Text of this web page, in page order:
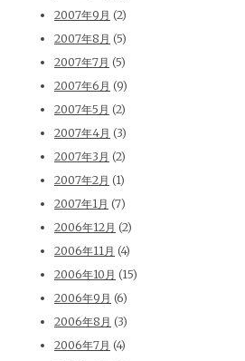
2007年9月 (2)
2007年8月 (5)
2007年7月 (5)
2007年6月 (9)
2007年5月 (2)
2007年4月 (3)
2007年3月 (2)
2007年2月 (1)
2007年1月 (7)
2006年12月 (2)
2006年11月 (4)
2006年10月 (15)
2006年9月 (6)
2006年8月 (3)
2006年7月 (4)